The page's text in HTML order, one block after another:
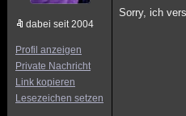
dabei seit 2004
Profil anzeigen
Private Nachricht
Link kopieren
Lesezeichen setzen
Sorry, ich